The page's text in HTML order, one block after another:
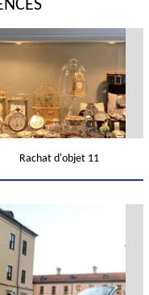
Rachat d'objet 11